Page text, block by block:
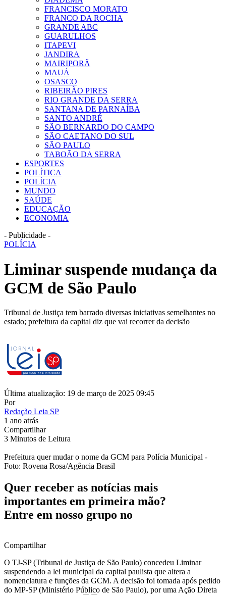
FRANCISCO MORATO
FRANCO DA ROCHA
GRANDE ABC
GUARULHOS
ITAPEVI
JANDIRA
MAIRIPORÃ
MAUÁ
OSASCO
RIBEIRÃO PIRES
RIO GRANDE DA SERRA
SANTANA DE PARNAÍBA
SANTO ANDRÉ
SÃO BERNARDO DO CAMPO
SÃO CAETANO DO SUL
SÃO PAULO
TABOÃO DA SERRA
ESPORTES
POLÍTICA
POLÍCIA
MUNDO
SAÚDE
EDUCAÇÃO
ECONOMIA
- Publicidade -
POLÍCIA
Liminar suspende mudança da
GCM de São Paulo
Tribunal de Justiça tem barrado diversas iniciativas semelhantes no
estado; prefeitura da capital diz que vai recorrer da decisão
Última atualização: 19 de março de 2025 09:45
Por
Redação Leia SP
1 ano atrás
Compartilhar
3 Minutos de Leitura
Prefeitura quer mudar o nome da GCM para Polícia Municipal -
Foto: Rovena Rosa/Agência Brasil
Quer receber as notícias mais
importantes em primeira mão?
Entre em nosso grupo no
Compartilhar
O TJ-SP (Tribunal de Justiça de São Paulo) concedeu Liminar
suspendendo a lei municipal da capital paulista que altera a
nomenclatura e funções da GCM. A decisão foi tomada após pedido
do MP-SP (Ministério Público de São Paulo), por uma Ação Direta